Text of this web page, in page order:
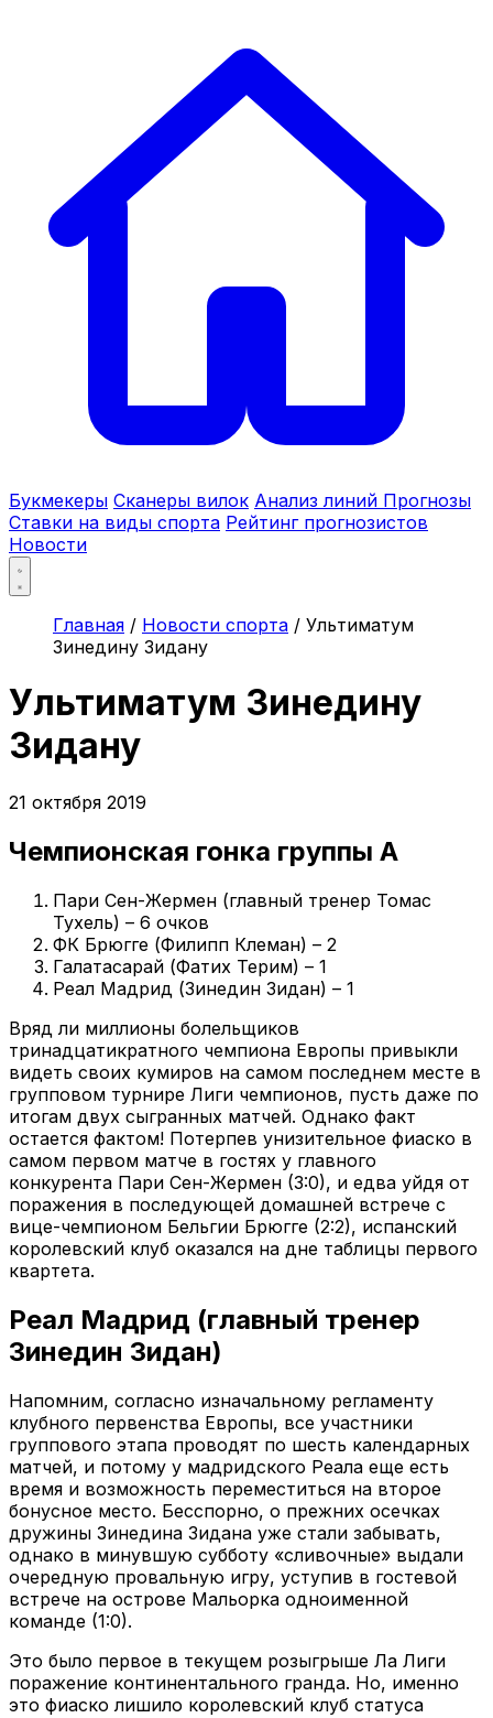
Букмекеры Сканеры вилок Анализ линий Прогнозы
Ставки на виды спорта Рейтинг прогнозистов
Новости
Главная / Новости спорта / Ультиматум
Зинедину Зидану
Ультиматум Зинедину
Зидану
21 октября 2019
Чемпионская гонка группы A
Пари Сен-Жермен (главный тренер Томас
Тухель) – 6 очков
ФК Брюгге (Филипп Клеман) – 2
Галатасарай (Фатих Терим) – 1
Реал Мадрид (Зинедин Зидан) – 1
Вряд ли миллионы болельщиков
тринадцатикратного чемпиона Европы привыкли
видеть своих кумиров на самом последнем месте в
групповом турнире Лиги чемпионов, пусть даже по
итогам двух сыгранных матчей. Однако факт
остается фактом! Потерпев унизительное фиаско в
самом первом матче в гостях у главного
конкурента Пари Сен-Жермен (3:0), и едва уйдя от
поражения в последующей домашней встрече с
вице-чемпионом Бельгии Брюгге (2:2), испанский
королевский клуб оказался на дне таблицы первого
квартета.
Реал Мадрид (главный тренер
Зинедин Зидан)
Напомним, согласно изначальному регламенту
клубного первенства Европы, все участники
группового этапа проводят по шесть календарных
матчей, и потому у мадридского Реала еще есть
время и возможность переместиться на второе
бонусное место. Бесспорно, о прежних осечках
дружины Зинедина Зидана уже стали забывать,
однако в минувшую субботу «сливочные» выдали
очередную провальную игру, уступив в гостевой
встрече на острове Мальорка одноименной
команде (1:0).
Это было первое в текущем розыгрыше Ла Лиги
поражение континентального гранда. Но, именно
это фиаско лишило королевский клуб статуса